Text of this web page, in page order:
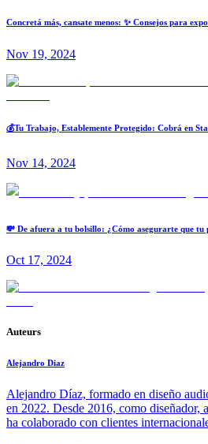
Concretá más, cansate menos: ✨ Consejos para
Nov 19, 2024
💰Tu Trabajo, Establemente Protegido: Cobrá en
Nov 14, 2024
💸 De afuera a tu bolsillo: ¿Cómo asegurarte que tu
Oct 17, 2024
Auteurs
Alejandro Diaz
Alejandro Díaz, formado en diseño
en 2022. Desde 2016, como diseñador,
ha colaborado con clientes